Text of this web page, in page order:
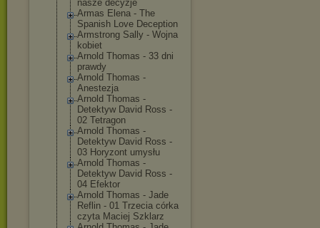
nasze decyzje
Armas Elena - The
Spanish Love Deception
Armstrong Sally - Wojna
kobiet
Arnold Thomas - 33 dni
prawdy
Arnold Thomas -
Anestezja
Arnold Thomas -
Detektyw David Ross -
02 Tetragon
Arnold Thomas -
Detektyw David Ross -
03 Horyzont umysłu
Arnold Thomas -
Detektyw David Ross -
04 Efektor
Arnold Thomas - Jade
Reflin - 01 Trzecia córka
czyta Maciej Szklarz